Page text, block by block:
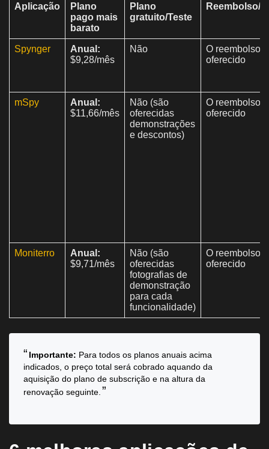
Aplicação
Plano
pago mais
barato
Plano
gratuito/Teste
Reembolso/
Spynger
Anual:
$9,28/mês
Não
O reembolso é
oferecido
mSpy
Anual:
$11,66/mês
Não (são
oferecidas
demonstrações
e descontos)
O reembolso é
oferecido
Moniterro
Anual:
$9,71/mês
Não (são
oferecidas
fotografias de
demonstração
para cada
funcionalidade)
O reembolso é
oferecido
Importante: Para todos os planos anuais acima
indicados, o preço total será cobrado aquando da
aquisição do plano de subscrição e na altura da
renovação seguinte.